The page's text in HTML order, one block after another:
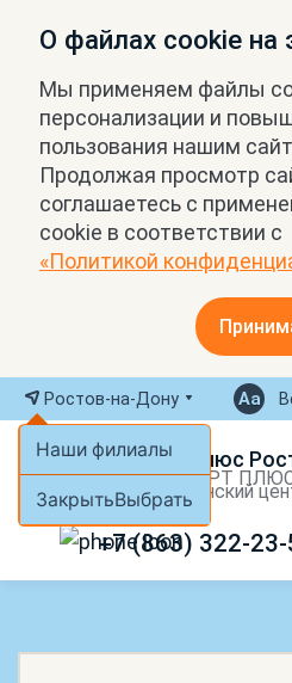
О файлах cookie на
Мы применяем файлы
персонализации и
пользования нашим
Продолжая просмотр
соглашаетесь с
cookie в соответствии с
«Политикой
Ростов-на-Дону
Наши филиалы
ЗакрытьВыбрать
МРТ Плюс
ООО «МРТ ПЛЮС
медицинский
+7 (863) 322-23-